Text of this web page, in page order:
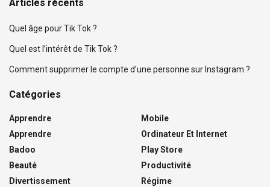
Articles récents
Quel âge pour Tik Tok ?
Quel est l’intérêt de Tik Tok ?
Comment supprimer le compte d’une personne sur Instagram ?
Catégories
Apprendre
Apprendre
Badoo
Beauté
Divertissement
Mobile
Ordinateur Et Internet
Play Store
Productivité
Régime